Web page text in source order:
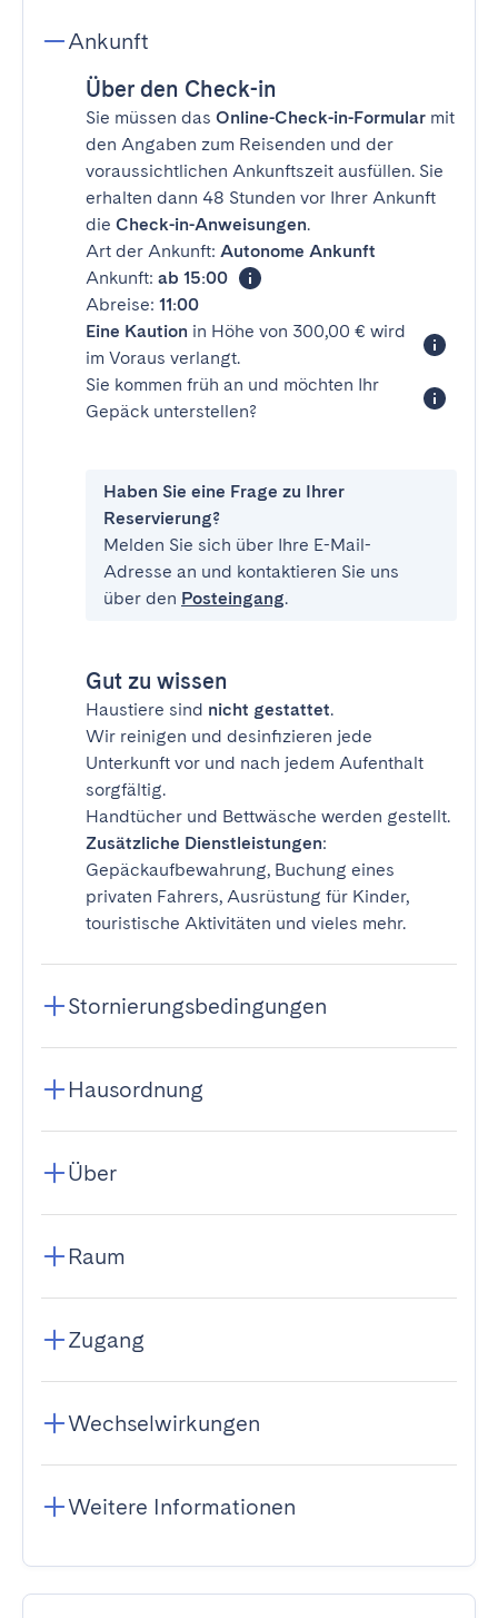
Ankunft
Über den Check-in
Sie müssen das Online-Check-in-Formular mit
den Angaben zum Reisenden und der
voraussichtlichen Ankunftszeit ausfüllen. Sie
erhalten dann 48 Stunden vor Ihrer Ankunft
die Check-in-Anweisungen.
Art der Ankunft: Autonome Ankunft
Ankunft: ab 15:00
Abreise: 11:00
Eine Kaution in Höhe von 300,00 € wird
im Voraus verlangt.
Sie kommen früh an und möchten Ihr
Gepäck unterstellen?
Haben Sie eine Frage zu Ihrer
Reservierung?
Melden Sie sich über Ihre E-Mail-
Adresse an und kontaktieren Sie uns
über den Posteingang.
Gut zu wissen
Haustiere sind nicht gestattet.
Wir reinigen und desinfizieren jede
Unterkunft vor und nach jedem Aufenthalt
sorgfältig.
Handtücher und Bettwäsche werden gestellt.
Zusätzliche Dienstleistungen:
Gepäckaufbewahrung, Buchung eines
privaten Fahrers, Ausrüstung für Kinder,
touristische Aktivitäten und vieles mehr.
Stornierungsbedingungen
Hausordnung
Über
Raum
Zugang
Wechselwirkungen
Weitere Informationen